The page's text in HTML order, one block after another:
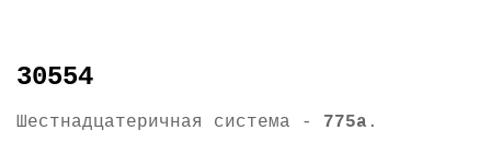
30554
Шестнадцатеричная система - 775a .